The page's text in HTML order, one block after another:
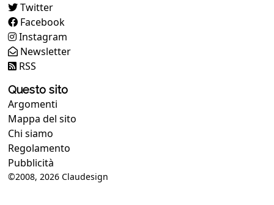
Twitter
Facebook
Instagram
Newsletter
RSS
Questo sito
Argomenti
Mappa del sito
Chi siamo
Regolamento
Pubblicità
©2008, 2026 Claudesign